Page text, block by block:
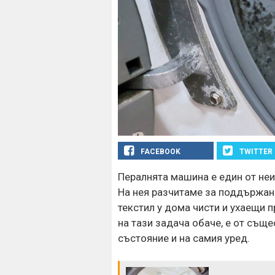
FACEBOOK TWITTER
Пералнята машина е един от
На нея разчитаме за
текстил у дома чисти и ухаещи
на тази задача обаче, е от
състояние и на самия уред.